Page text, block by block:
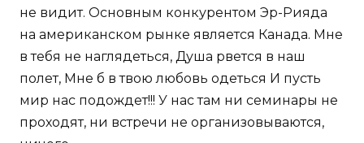
не видит. Основным конкурентом Эр-Рияда
на американском рынке является Канада. Мне
в тебя не наглядеться, Душа рвется в наш
полет, Мне б в твою любовь одеться И пусть
мир нас подождет!!! У нас там ни семинары не
проходят, ни встречи не организовываются,